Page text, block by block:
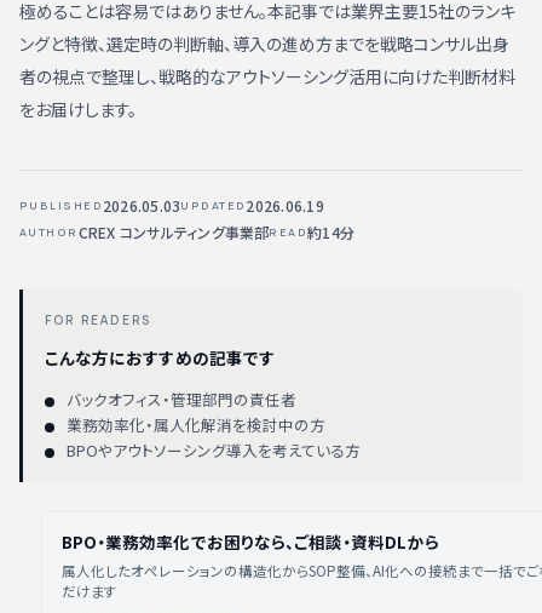
極めることは容易ではありません。本記事では業界主要15社のランキ
ングと特徴、選定時の判断軸、導入の進め方までを戦略コンサル出身
者の視点で整理し、戦略的なアウトソーシング活用に向けた判断材料
をお届けします。
PUBLISHED 2026.05.03UPDATED 2026.06.19
AUTHOR CREX コンサルティング事業部READ約14分
FOR READERS
こんな方におすすめの記事です
バックオフィス・管理部門の責任者
業務効率化・属人化解消を検討中の方
BPOやアウトソーシング導入を考えている方
BPO・業務効率化でお困りなら、ご相談・資料DLから
属人化したオペレーションの構造化からSOP整備、AI化への接続まで一括で
だけます